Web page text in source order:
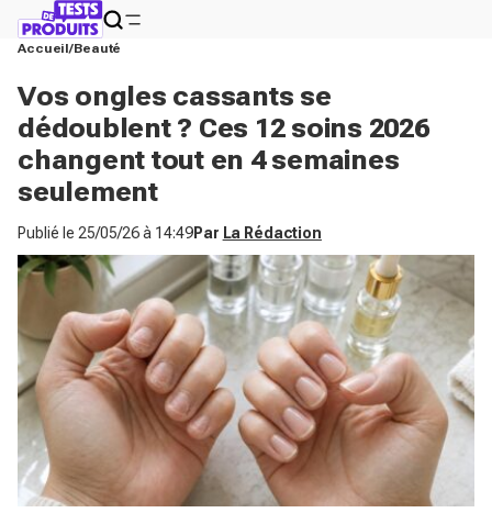
Accueil Beauté
Vos ongles cassants se
dédoublent ? Ces 12 soins 2026
changent tout en 4 semaines
seulement
Publié le 25/05/26 à 14:49Par La Rédaction